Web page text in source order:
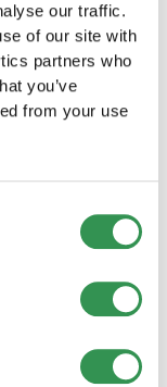
our traffic.
of our site with
partners who
you’ve
from your use
in eine GmbH